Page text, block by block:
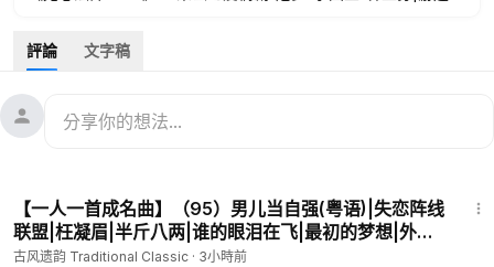
张若昀|李兰迪|李沐风|王彦霖|檀健次
《无心法师》20集民国玄幻爱情剧-尼罗-李国立-林玉芬|高林豹-
顺|李沐风|王彦霖|吴翊歌|赵柯|石筱群|王闯|王星瀚|蒋中炜|王妍
苏
《无心法师》20集民国玄幻爱情剧：https://www.ganjingworld.
com/s/j9ney8Gggp
評論 文字稿
【一人一首成名曲】（95）男儿当自强(粤语)|失恋阵线
联盟|枉凝眉|半斤八两|谁的眼泪在飞|最初的梦想|外婆
的澎湖湾|选择|飘摇|昨夜星辰【金曲精选】【经典金
古风遗韵 Traditional Classic · 3小時前